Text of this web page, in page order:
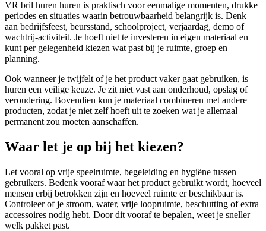
VR bril huren huren is praktisch voor eenmalige momenten, drukke
periodes en situaties waarin betrouwbaarheid belangrijk is. Denk
aan bedrijfsfeest, beursstand, schoolproject, verjaardag, demo of
wachtrij-activiteit. Je hoeft niet te investeren in eigen materiaal en
kunt per gelegenheid kiezen wat past bij je ruimte, groep en
planning.
Ook wanneer je twijfelt of je het product vaker gaat gebruiken, is
huren een veilige keuze. Je zit niet vast aan onderhoud, opslag of
veroudering. Bovendien kun je materiaal combineren met andere
producten, zodat je niet zelf hoeft uit te zoeken wat je allemaal
permanent zou moeten aanschaffen.
Waar let je op bij het kiezen?
Let vooral op vrije speelruimte, begeleiding en hygiëne tussen
gebruikers. Bedenk vooraf waar het product gebruikt wordt, hoeveel
mensen erbij betrokken zijn en hoeveel ruimte er beschikbaar is.
Controleer of je stroom, water, vrije loopruimte, beschutting of extra
accessoires nodig hebt. Door dit vooraf te bepalen, weet je sneller
welk pakket past.